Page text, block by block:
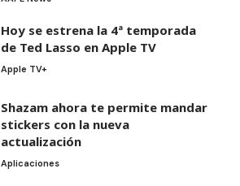
Hoy se estrena la 4ª temporada
de Ted Lasso en Apple TV
Apple TV+
Shazam ahora te permite mandar
stickers con la nueva
actualización
Aplicaciones